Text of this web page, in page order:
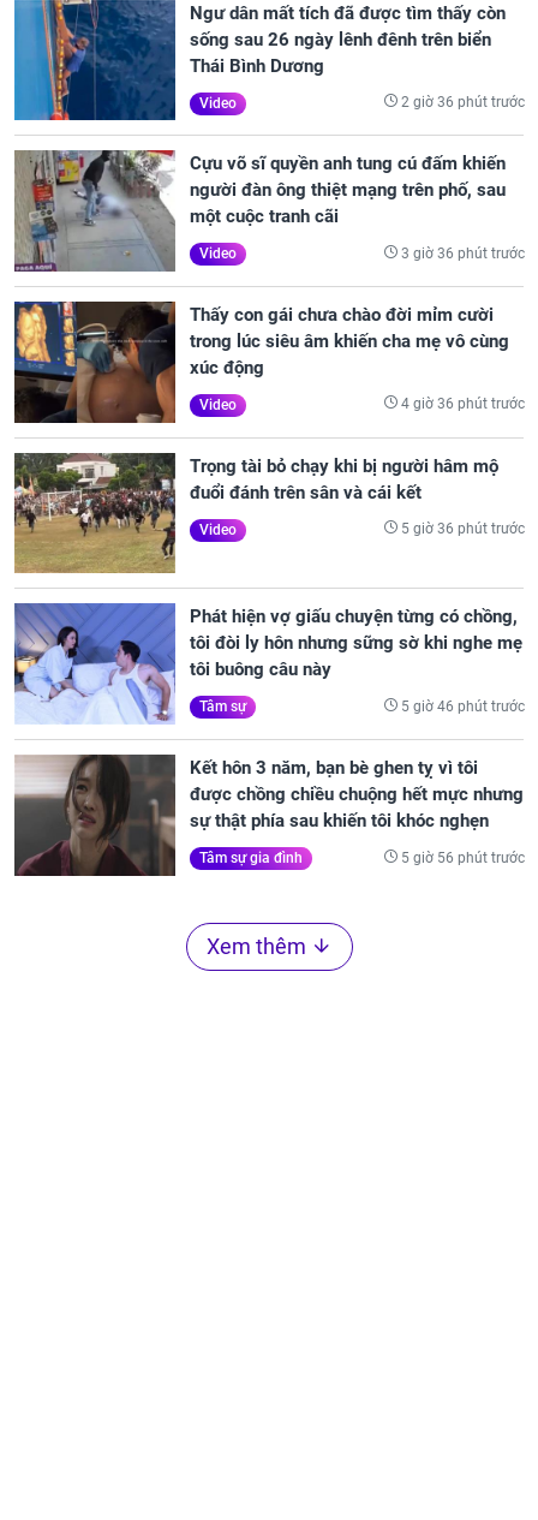
Ngư dân mất tích đã được tìm thấy còn
sống sau 26 ngày lênh đênh trên biển
Thái Bình Dương
Video 2 giờ 36 phút trước
Cựu võ sĩ quyền anh tung cú đấm khiến
người đàn ông thiệt mạng trên phố, sau
một cuộc tranh cãi
Video 3 giờ 36 phút trước
Thấy con gái chưa chào đời mỉm cười
trong lúc siêu âm khiến cha mẹ vô cùng
xúc động
Video 4 giờ 36 phút trước
Trọng tài bỏ chạy khi bị người hâm mộ
đuổi đánh trên sân và cái kết
Video 5 giờ 36 phút trước
Phát hiện vợ giấu chuyện từng có chồng,
tôi đòi ly hôn nhưng sững sờ khi nghe mẹ
tôi buông câu này
Tâm sự 5 giờ 46 phút trước
Kết hôn 3 năm, bạn bè ghen tỵ vì tôi
được chồng chiều chuộng hết mực nhưng
sự thật phía sau khiến tôi khóc nghẹn
Tâm sự gia đình 5 giờ 56 phút trước
Xem thêm